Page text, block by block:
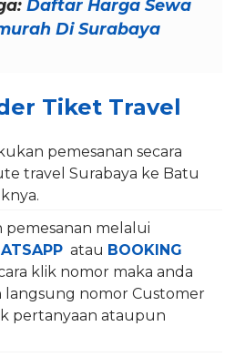
Daftar Harga Sewa
Di Surabaya
Tiket Travel
pemesanan secara
travel Surabaya ke Batu
pemesanan melalui
atau BOOKING
klik nomor maka anda
langsung nomor Customer
pertanyaan ataupun